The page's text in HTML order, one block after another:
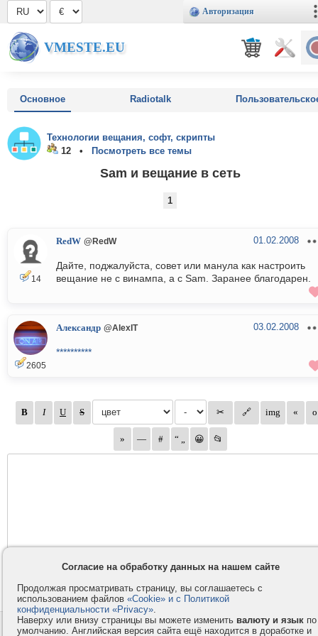
Авторизация
VMESTE.EU
Основное Radiotalk
Технологии вещания, софт, скрипты
12 •
Посмотреть все темы
Sam и вещание в сеть
1
14
RedW @RedW 01.02.2008
Дайте, поджалуйста, совет или манула как настроить
вещание не с винампа, а с Sam. Заранее благодарен.
2605
Александр @AlexIT 03.02.2008
**********
Контакты Privacy и Cookie
Согласие на обработку данных на нашем сайте
Продолжая просматривать страницу, вы соглашаетесь с
использованием файлов «Cookie» и с Политикой
конфиденциальности «Privacy».
Наверху или внизу страницы вы можете изменить валюту и язык по
умолчанию. Английская версия сайта ещё находится в доработке и